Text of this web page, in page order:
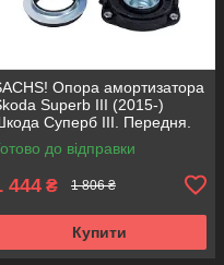
Опора амортизатора
Superb III (2015-)
Суперб III. Передня.
, KB657.27 ,
до відправки
444 ₴ 1 806 ₴
Купити